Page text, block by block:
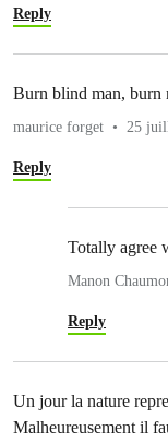
Reply
Burn blind man, burn
maurice forget 25
Reply
Totally agree
Manon
Reply
Un jour la nature
Malheureusement il